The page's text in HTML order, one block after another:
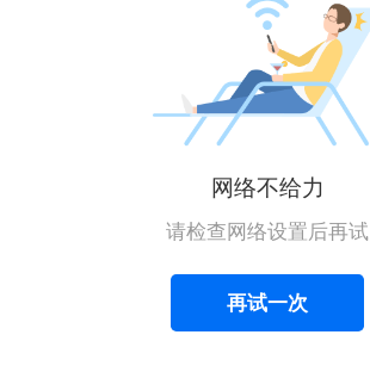
网络不给力
请检查网络设置后再试
再试一次